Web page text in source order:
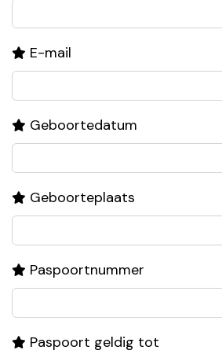
E-mail
Geboortedatum
Geboorteplaats
Paspoortnummer
Paspoort geldig tot